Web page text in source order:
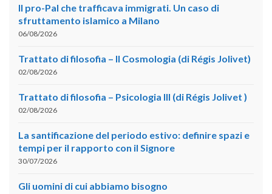
Il pro-Pal che trafficava immigrati. Un caso di
sfruttamento islamico a Milano
06/08/2026
Trattato di filosofia – II Cosmologia (di Régis Jolivet)
02/08/2026
Trattato di filosofia – Psicologia III (di Régis Jolivet )
02/08/2026
La santificazione del periodo estivo: definire spazi e
tempi per il rapporto con il Signore
30/07/2026
Gli uomini di cui abbiamo bisogno